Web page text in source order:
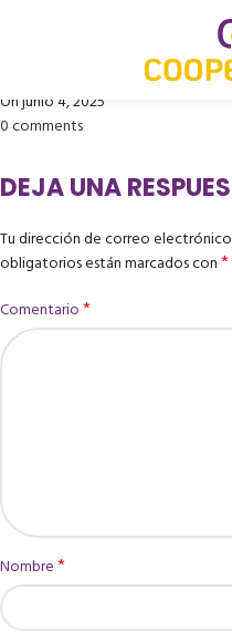
RX -TM
Coopetexas
On junio 4, 2025
0comments
DEJA UNA
Tu dirección de correo
obligatorios están marcados con*
Comentario*
Nombre*